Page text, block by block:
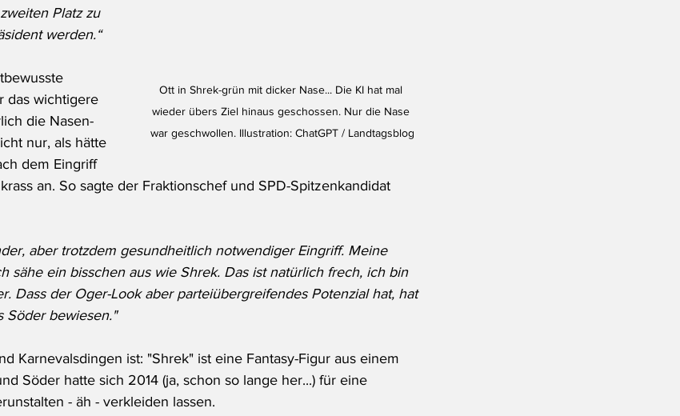
Ott in Shrek-grün mit dicker Nase... Die KI hat mal
wieder übers Ziel hinaus geschossen. Nur die Nase
war geschwollen. Illustration: ChatGPT / Landtagsblog
Platz zu
werden.“
das wichtigere
die Nasen-
nur, als hätte
dem Eingriff
an. So sagte der Fraktionschef und SPD-Spitzenkandidat
aber trotzdem gesundheitlich notwendiger Eingriff. Meine
sähe ein bisschen aus wie Shrek. Das ist natürlich frech, ich bin
Dass der Oger-Look aber parteiübergreifendes Potenzial hat, hat
Söder bewiesen."
Karnevalsdingen ist: "Shrek" ist eine Fantasy-Figur aus einem
Söder hatte sich 2014 (ja, schon so lange her...) für eine
- äh - verkleiden lassen.